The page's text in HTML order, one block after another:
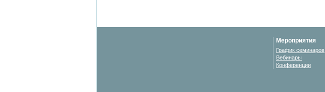
Мероприятия
График семинаров
Вебинары
Конференции